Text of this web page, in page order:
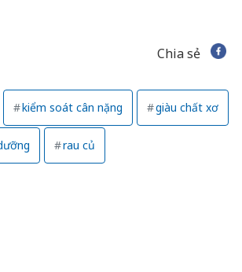
Chia sẻ
kiểm soát cân nặng giàu chất xơ
rau củ